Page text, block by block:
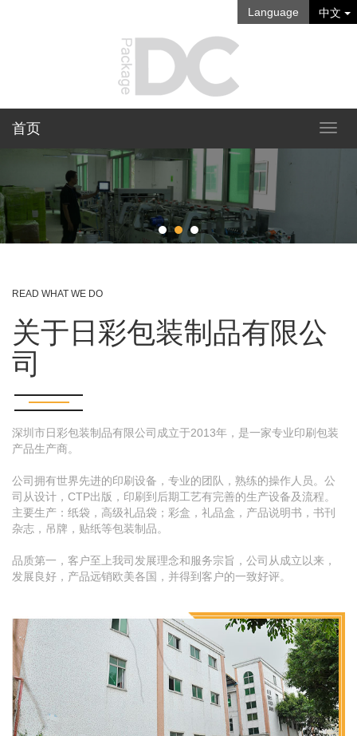
Language 中文
首页
READ WHAT WE DO
关于日彩包装制品有限公
司
深圳市日彩包装制品有限公司成立于2013年，是一家专业印刷包装
产品生产商。
公司拥有世界先进的印刷设备，专业的团队，熟练的操作人员。公
司从设计，CTP出版，印刷到后期工艺有完善的生产设备及流程。
主要生产：纸袋，高级礼品袋；彩盒，礼品盒，产品说明书，书刊
杂志，吊牌，贴纸等包装制品。
品质第一，客户至上我司发展理念和服务宗旨，公司从成立以来，
发展良好，产品远销欧美各国，并得到客户的一致好评。